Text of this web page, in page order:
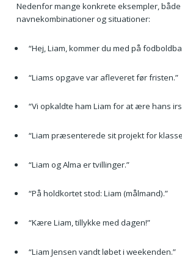
Nedenfor mange konkrete eksempler,
navnekombinationer og situationer:
“Hej, Liam, kommer du med på
“Liams opgave var afleveret før fristen.”
“Vi opkaldte ham Liam for at ære hans
“Liam præsenterede sit projekt for
“Liam og Alma er tvillinger.”
“På holdkortet stod: Liam (målmand).”
“Kære Liam, tillykke med dagen!”
“Liam Jensen vandt løbet i weekenden.”